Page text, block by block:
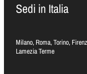
Sedi in Italia
Milano, Roma, Torino,
Lamezia Terme